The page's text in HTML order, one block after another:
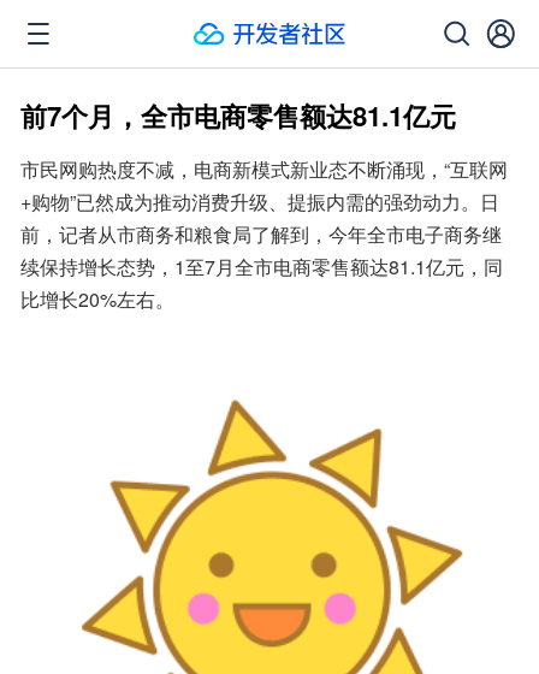
前7个月，全市电商零售额达81.1亿元
市民网购热度不减，电商新模式新业态不断涌现，“互联网
+购物”已然成为推动消费升级、提振内需的强劲动力。日
前，记者从市商务和粮食局了解到，今年全市电子商务继
续保持增长态势，1至7月全市电商零售额达81.1亿元，同
比增长20%左右。